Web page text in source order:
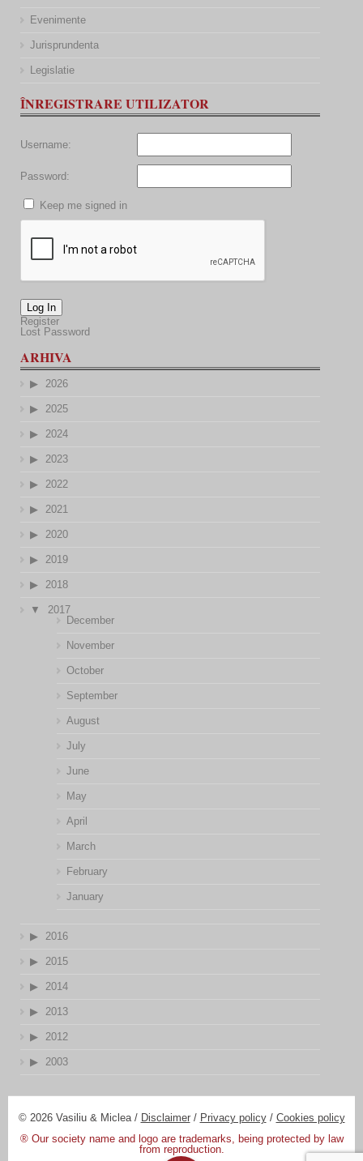
Evenimente
Jurisprundenta
Legislatie
ÎNREGISTRARE UTILIZATOR
Username:
Password:
Keep me signed in
Log In
Register
Lost Password
ARHIVA
2026
2025
2024
2023
2022
2021
2020
2019
2018
2017
December
November
October
September
August
July
June
May
April
March
February
January
2016
2015
2014
2013
2012
2003
© 2026 Vasiliu & Miclea / Disclaimer/ Privacy policy/ Cookies policy
® Our society name and logo are trademarks, being protected by law
from reproduction.